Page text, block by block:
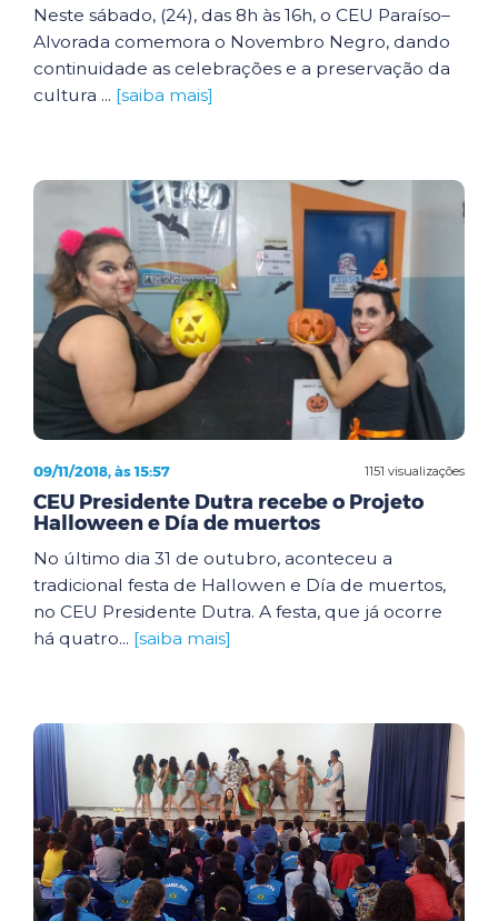
Neste sábado, (24), das 8h às 16h, o CEU Paraíso–
Alvorada comemora o Novembro Negro, dando
continuidade as celebrações e a preservação da
cultura ... [saiba mais]
1151 visualizações
09/11/2018, às 15:57
CEU Presidente Dutra recebe o Projeto
Halloween e Día de muertos
No último dia 31 de outubro, aconteceu a
tradicional festa de Hallowen e Día de muertos,
no CEU Presidente Dutra. A festa, que já ocorre
há quatro... [saiba mais]